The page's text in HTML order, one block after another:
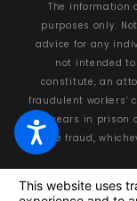
The information
purposes only.
advice for any
not intended
constitute, an
fraudulent
to 5 years in prison
of the fraud,
© 2026 All